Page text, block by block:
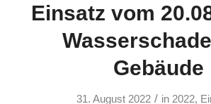
Einsatz vom
Gebäude
31. August 2022 / in 2022,